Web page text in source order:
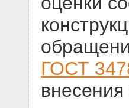
ГОСТ